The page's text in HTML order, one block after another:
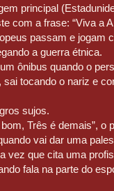
principal
com a frase: “Viva a
passam e jogam
a guerra étnica.
ônibus quando o
sai tocando o nariz e
sujos.
Três é demais”, o
vai dar uma
vez que cita uma
fala na parte do